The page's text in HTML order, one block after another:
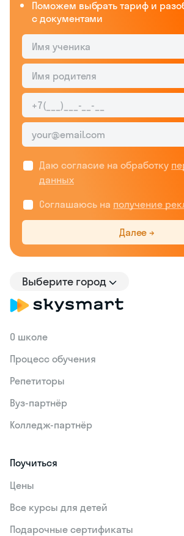
Поможем выбрать тариф и
с документами
Даю согласие на обработку
данных
Соглашаюсь на получение
Далее →
Выберите город
О школе
Процесс обучения
Репетиторы
Вуз-партнёр
Колледж-партнёр
Поучиться
Цены
Все курсы для детей
Подарочные сертификаты